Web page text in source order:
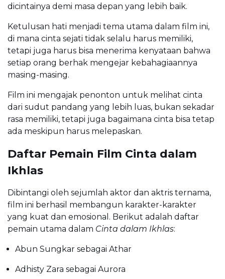
dicintainya demi masa depan yang lebih baik.
Ketulusan hati menjadi tema utama dalam film ini,
di mana cinta sejati tidak selalu harus memiliki,
tetapi juga harus bisa menerima kenyataan bahwa
setiap orang berhak mengejar kebahagiaannya
masing-masing.
Film ini mengajak penonton untuk melihat cinta
dari sudut pandang yang lebih luas, bukan sekadar
rasa memiliki, tetapi juga bagaimana cinta bisa tetap
ada meskipun harus melepaskan.
Daftar Pemain Film Cinta dalam
Ikhlas
Dibintangi oleh sejumlah aktor dan aktris ternama,
film ini berhasil membangun karakter-karakter
yang kuat dan emosional. Berikut adalah daftar
pemain utama dalam Cinta dalam Ikhlas:
Abun Sungkar sebagai Athar
Adhisty Zara sebagai Aurora